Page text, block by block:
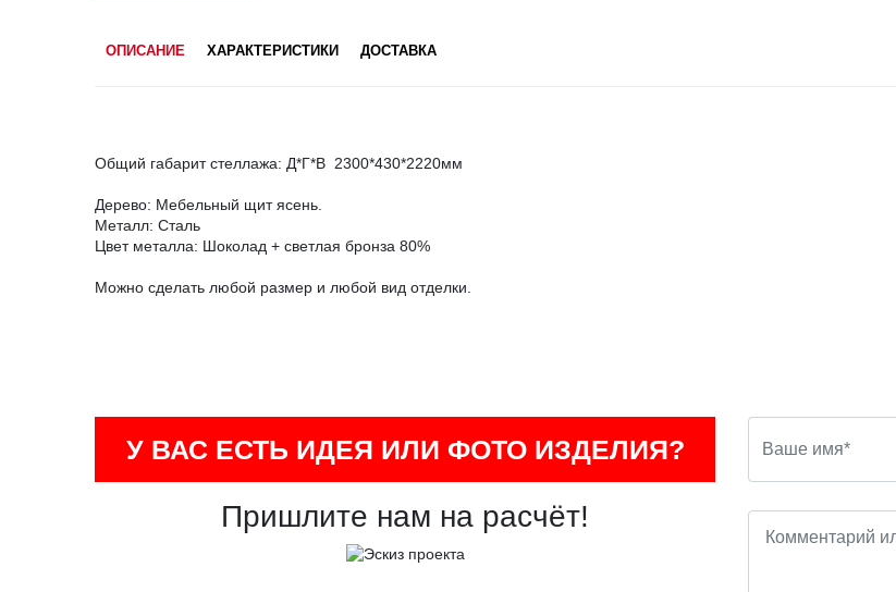
ОПИСАНИЕ ХАРАКТЕРИСТИКИ ДОСТАВКА
Общий габарит стеллажа: Д*Г*В 2300*430*2220мм
Дерево: Мебельный щит ясень.
Металл: Сталь
Цвет металла: Шоколад + светлая бронза 80%
Можно сделать любой размер и любой вид отделки.
У ВАС ЕСТЬ ИДЕЯ ИЛИ ФОТО ИЗДЕЛИЯ?
Пришлите нам на расчёт!